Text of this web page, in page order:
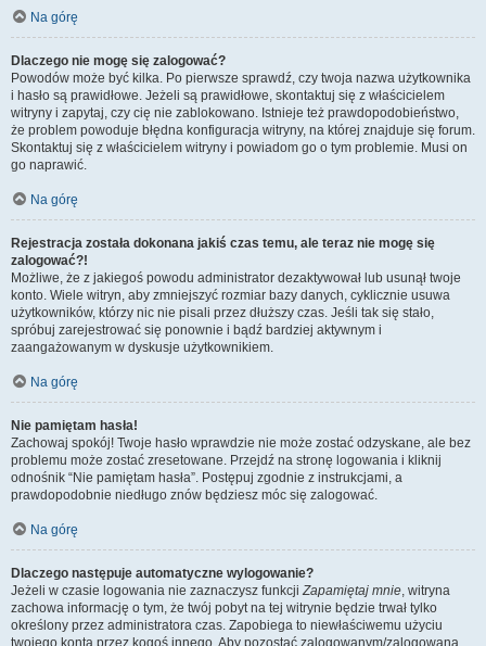
Na górę
Dlaczego nie mogę się zalogować?
Powodów może być kilka. Po pierwsze sprawdź, czy twoja nazwa użytkownika
i hasło są prawidłowe. Jeżeli są prawidłowe, skontaktuj się z właścicielem
witryny i zapytaj, czy cię nie zablokowano. Istnieje też prawdopodobieństwo,
że problem powoduje błędna konfiguracja witryny, na której znajduje się forum.
Skontaktuj się z właścicielem witryny i powiadom go o tym problemie. Musi on
go naprawić.
Na górę
Rejestracja została dokonana jakiś czas temu, ale teraz nie mogę się
zalogować?!
Możliwe, że z jakiegoś powodu administrator dezaktywował lub usunął twoje
konto. Wiele witryn, aby zmniejszyć rozmiar bazy danych, cyklicznie usuwa
użytkowników, którzy nic nie pisali przez dłuższy czas. Jeśli tak się stało,
spróbuj zarejestrować się ponownie i bądź bardziej aktywnym i
zaangażowanym w dyskusje użytkownikiem.
Na górę
Nie pamiętam hasła!
Zachowaj spokój! Twoje hasło wprawdzie nie może zostać odzyskane, ale bez
problemu może zostać zresetowane. Przejdź na stronę logowania i kliknij
odnośnik “Nie pamiętam hasła”. Postępuj zgodnie z instrukcjami, a
prawdopodobnie niedługo znów będziesz móc się zalogować.
Na górę
Dlaczego następuje automatyczne wylogowanie?
Jeżeli w czasie logowania nie zaznaczysz funkcjiZapamiętaj mnie, witryna
zachowa informację o tym, że twój pobyt na tej witrynie będzie trwał tylko
określony przez administratora czas. Zapobiega to niewłaściwemu użyciu
twojego konta przez kogoś innego. Aby pozostać zalogowanym/zalogowaną,